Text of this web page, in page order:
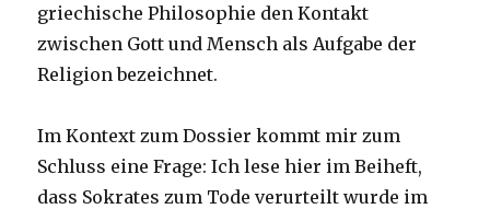
griechische Philosophie den Kontakt
zwischen Gott und Mensch als Aufgabe der
Religion bezeichnet.
Im Kontext zum Dossier kommt mir zum
Schluss eine Frage: Ich lese hier im Beiheft,
dass Sokrates zum Tode verurteilt wurde im